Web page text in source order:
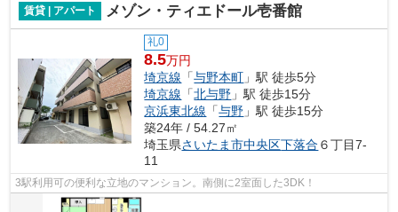
賃貸 | アパート メゾン・ティエドール壱番館
礼0
8.5万円
埼京線 「与野本町 」駅 徒歩5分
埼京線 「北与野 」駅 徒歩15分
京浜東北線 「与野 」駅 徒歩15分
築24年 / 54.27㎡
埼玉県さいたま市中央区下落合 ６丁目7-
11
3駅利用可の便利な立地のマンション。南側に2室面した3DK！